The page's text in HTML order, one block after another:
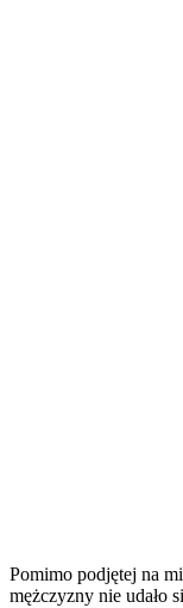
Pomimo podjętej na
mężczyzny nie udało